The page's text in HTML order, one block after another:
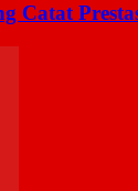
Catat